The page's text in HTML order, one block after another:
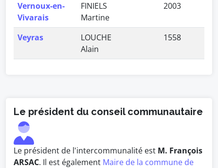
Vernoux-en-
Vivarais
FINIELS
Martine
2003
Veyras
LOUCHE
Alain
1558
Le président du conseil communautaire
Le président de l'intercommunalité est M. François
ARSAC. Il est également Maire de la commune de